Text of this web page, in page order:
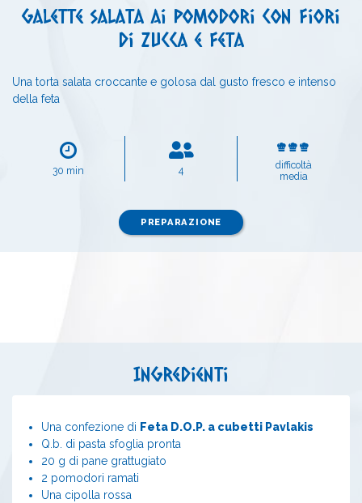
Galette salata ai pomodori con fiori
di zucca e feta
Una torta salata croccante e golosa dal gusto fresco e intenso
della feta
30 min 4
difficoltà
media
PREPARAZIONE
Ingredienti
Una confezione di Feta D.O.P. a cubetti Pavlakis
Q.b. di pasta sfoglia pronta
20 g di pane grattugiato
2 pomodori ramati
Una cipolla rossa